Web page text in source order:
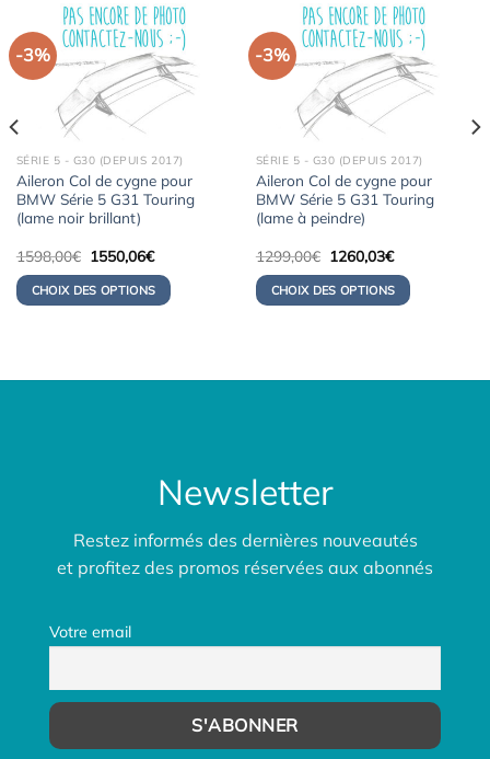
-3%
SÉRIE 5 - G30 (DEPUIS 2017)
Aileron Col de cygne pour
BMW Série 5 G31 Touring
(lame noir brillant)
1598,00€ Le
prix
initial
était :
1598,00€.
1550,06€Le
actuel
est :
1550,06€.
CHOIX DES OPTIONS
-3%
SÉRIE 5 - G30 (DEPUIS 2017)
Aileron Col de cygne pour
BMW Série 5 G31 Touring
(lame à peindre)
1299,00€ Le
prix
initial
était :
1299,00€.
1260,03€Le
actuel
est :
1260,03€.
CHOIX DES OPTIONS
Newsletter
Restez informés des dernières nouveautés
et profitez des promos réservées aux abonnés
Votre email